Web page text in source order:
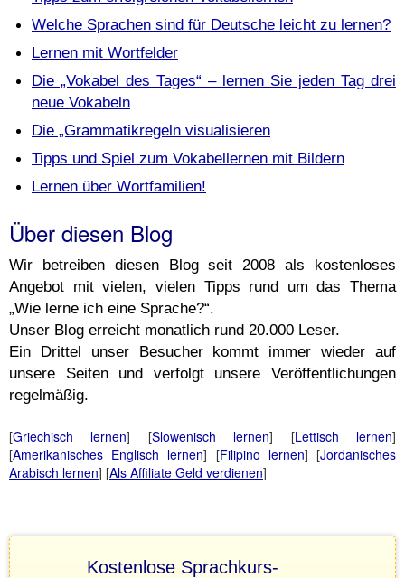
Welche Sprachen sind für Deutsche leicht zu lernen?
Lernen mit Wortfelder
Die „Vokabel des Tages“ – lernen Sie jeden Tag drei
neue Vokabeln
Die „Grammatikregeln visualisieren
Tipps und Spiel zum Vokabellernen mit Bildern
Lernen über Wortfamilien!
Über diesen Blog
Wir betreiben diesen Blog seit 2008 als kostenloses
Angebot mit vielen, vielen Tipps rund um das Thema
„Wie lerne ich eine Sprache?“.
Unser Blog erreicht monatlich rund 20.000 Leser.
Ein Drittel unser Besucher kommt immer wieder auf
unsere Seiten und verfolgt unsere Veröffentlichungen
regelmäßig.
[Griechisch lernen] [Slowenisch lernen] [Lettisch lernen]
[Amerikanisches Englisch lernen] [Filipino lernen] [Jordanisches
Arabisch lernen] [Als Affiliate Geld verdienen]
Kostenlose Sprachkurs-